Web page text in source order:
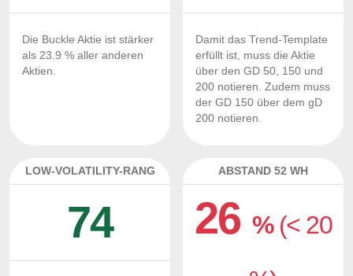
Die Buckle Aktie ist stärker
als 23.9 % aller anderen
Aktien.
Damit das Trend-Template
erfüllt ist, muss die Aktie
über den GD 50, 150 und
200 notieren. Zudem muss
der GD 150 über dem gD
200 notieren.
LOW-VOLATILITY-RANG
74
ABSTAND 52 WH
26% (< 20